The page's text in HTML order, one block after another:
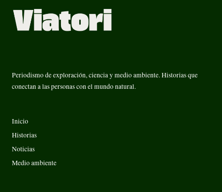
Periodismo de exploración, ciencia y medio ambiente. Historias que
conectan a las personas con el mundo natural.
Inicio
Historias
Noticias
Medio ambiente